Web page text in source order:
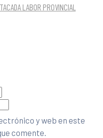
LABOR PROVINCIAL
y web en este
comente.